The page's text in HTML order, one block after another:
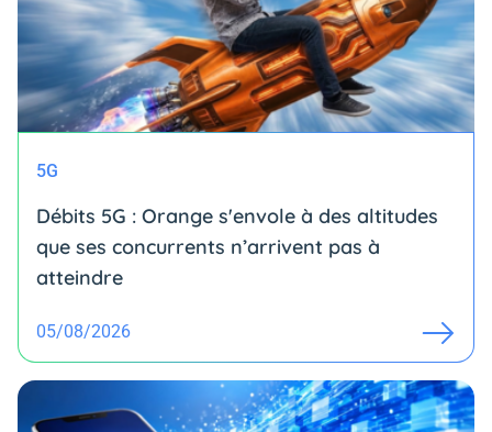
5G
Débits 5G : Orange s'envole à des altitudes
que ses concurrents n’arrivent pas à
atteindre
05/08/2026